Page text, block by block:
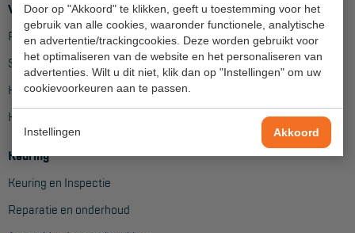
Door op "Akkoord" te klikken, geeft u toestemming voor het
gebruik van alle cookies, waaronder functionele, analytische
en advertentie/trackingcookies. Deze worden gebruikt voor
het optimaliseren van de website en het personaliseren van
advertenties. Wilt u dit niet, klik dan op "Instellingen" om uw
cookievoorkeuren aan te passen.
Instellingen Akkoord
MAATWERK
VERHUUR
Schilderstellingen
Gevelsteigers
Verhuur
Project toepassingen
Steiger verhuur en montage
Hangbruginstallaties
Hoogwerkers
Keuring
Keuring en Inspectie
Reparatie en onderhoud